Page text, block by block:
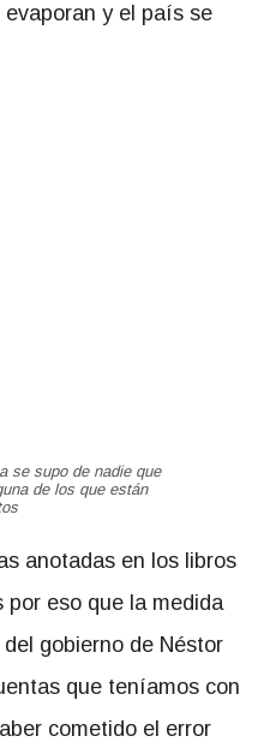
y el país se
se supo de nadie que
de los que están
anotadas en los libros
por eso que la medida
gobierno de Néstor
que teníamos con
cometido el error